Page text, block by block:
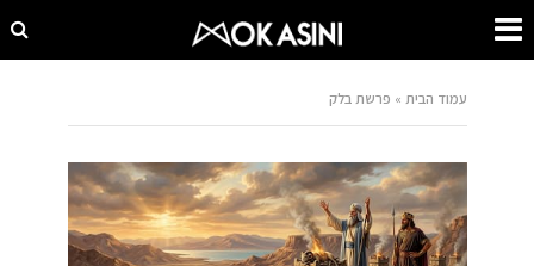
עמוד הבית » פרשת בלק